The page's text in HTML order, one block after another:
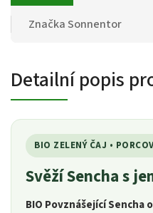
ZnačkaSonnentor
Detailní popis
BIO ZELENÝ ČAJ •
Svěží Sencha s
BIO Povznášející Sencha